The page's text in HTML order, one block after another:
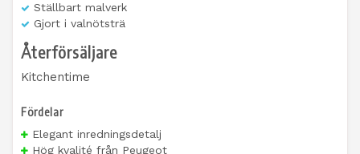
Ställbart malverk
Gjort i valnötsträ
Återförsäljare
Kitchentime
Fördelar
Elegant inredningsdetalj
Hög kvalité från Peugeot